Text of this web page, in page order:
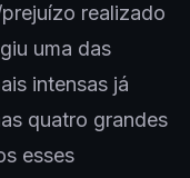
realizado
uma das
intensas já
quatro grandes
esses